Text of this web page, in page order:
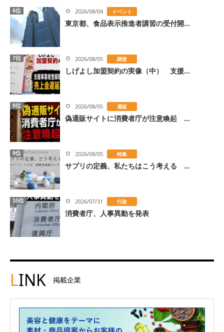
6位 2026/08/04 イベント
東京都、食品表示推進者講習の受付開...
7位 2026/08/05 調査
しげよし加盟契約の実像（中） 支援...
8位 2026/08/05 通販
偽通販サイトに消費者庁が注意喚起 ...
9位 2026/08/05 特集
サプリの定義、私たちはこう考える ...
10位 2026/07/31 行政
消費者庁、人事異動を発表
LINK 掲載企業